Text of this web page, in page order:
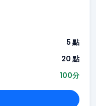
5 點
20 點
100分